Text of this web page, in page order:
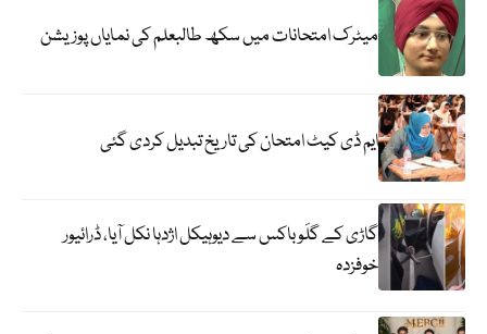
میٹرک امتحانات میں سکھ طالبعلم کی نمایاں پوزیشن
ایم ڈی کیٹ امتحان کی تاریخ تبدیل کردی گئی
گاڑی کے گلَو باکس سے دیوہیکل اژدہا نکل آیا، ڈرائیور
خوفزدہ